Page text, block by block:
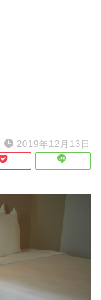
2019年12月13日